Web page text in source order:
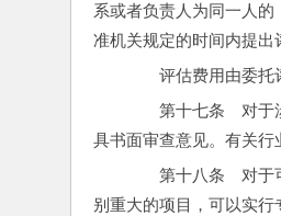
系或者负责人为同一人
准机关规定的时间内提出
评估费用由委托评
第十七条　对于涉
具书面审查意见。有关行
第十八条　对于可
别重大的项目，可以实行